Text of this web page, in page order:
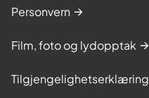
Personvern
Film, foto og lydopptak
Tilgjengelighetserklæring